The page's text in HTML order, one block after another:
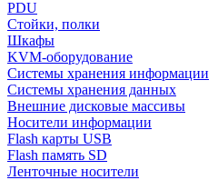
PDU
Стойки, полки
Шкафы
KVM-оборудование
Системы хранения информации
Системы хранения данных
Внешние дисковые массивы
Носители информации
Flash карты USB
Flash память SD
Ленточные носители